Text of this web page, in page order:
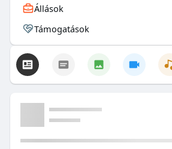
Állások
Támogatások